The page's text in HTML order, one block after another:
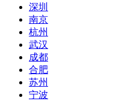
深圳
南京
杭州
武汉
成都
合肥
苏州
宁波